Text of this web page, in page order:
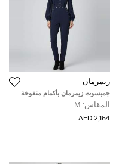
زيمرمان
جمبسوت زيمرمان بأكمام منفوخة
كريب بلون أزرق كحلي مقاس
متوسط ( ميديوم )
المقاس: M
2,164 AED